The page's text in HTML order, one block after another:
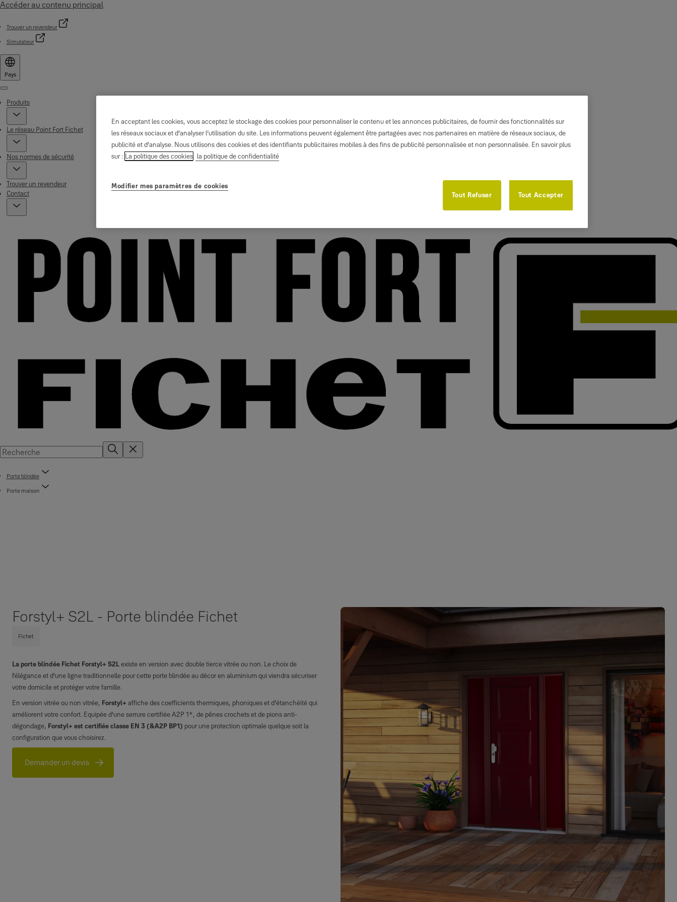
Accéder au contenu principal
Trouver un revendeur
Simulateur
Pays
Menu
Produits
Le réseau Point Fort Fichet
Nos normes de sécurité
Trouver un revendeur
Contact
Porte blindée
Porte maison
Forstyl+ S2L - Porte blindée Fichet
Fichet
La porte blindée Fichet Forstyl+ S2Lexiste en version avec double tierce vitrée ou non. Le choix de
l'élégance et d'une ligne traditionnelle pour cette porte blindée au décor en aluminium qui viendra sécuriser
votre domicile et protéger votre famille.
En version vitrée ou non vitrée, Forstyl+ affiche des coefficients thermiques, phoniques et d'étanchéité qui
améliorent votre confort. Equipée d'une serrure certifiée A2P 1*, de pênes crochets et de pions anti-
dégondage, Forstyl+ est certifiée classe EN 3 (&A2P BP1) pour une protection optimale quelque soit la
configuration que vous choisirez.
Demander un devis
En acceptant les cookies, vous acceptez le stockage des cookies pour personnaliser le contenu et les annonces publicitaires, de fournir des fonctionnalités sur
les réseaux sociaux et d’analyser l’utilisation du site. Les informations peuvent également être partagées avec nos partenaires en matière de réseaux sociaux, de
publicité et d’analyse. Nous utilisons des cookies et des identifiants publicitaires mobiles à des fins de publicité personnalisée et non personnalisée. En savoir plus
sur : La politique des cookies la politique de confidentialité
Modifier mes paramètres de cookies
Tout Refuser
Tout Accepter